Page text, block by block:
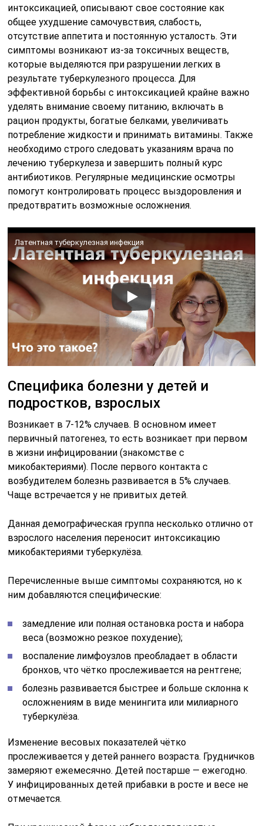
интоксикацией, описывают свое состояние как
общее ухудшение самочувствия, слабость,
отсутствие аппетита и постоянную усталость. Эти
симптомы возникают из-за токсичных веществ,
которые выделяются при разрушении легких в
результате туберкулезного процесса. Для
эффективной борьбы с интоксикацией крайне важно
уделять внимание своему питанию, включать в
рацион продукты, богатые белками, увеличивать
потребление жидкости и принимать витамины. Также
необходимо строго следовать указаниям врача по
лечению туберкулеза и завершить полный курс
антибиотиков. Регулярные медицинские осмотры
помогут контролировать процесс выздоровления и
предотвратить возможные осложнения.
Латентная туберкулезная инфекция
Специфика болезни у детей и
подростков, взрослых
Возникает в 7-12% случаев. В основном имеет
первичный патогенез, то есть возникает при первом
в жизни инфицировании (знакомстве с
микобактериями). После первого контакта с
возбудителем болезнь развивается в 5% случаев.
Чаще встречается у не привитых детей.
Данная демографическая группа несколько отлично от
взрослого населения переносит интоксикацию
микобактериями туберкулёза.
Перечисленные выше симптомы сохраняются, но к
ним добавляются специфические:
замедление или полная остановка роста и набора
веса (возможно резкое похудение);
воспаление лимфоузлов преобладает в области
бронхов, что чётко прослеживается на рентгене;
болезнь развивается быстрее и больше склонна к
осложнениям в виде менингита или милиарного
туберкулёза.
Изменение весовых показателей чётко
прослеживается у детей раннего возраста. Грудничков
замеряют ежемесячно. Детей постарше — ежегодно.
У инфицированных детей прибавки в росте и весе не
отмечается.